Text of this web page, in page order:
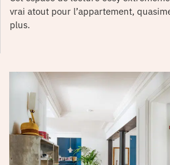
vrai atout pour l’appartement,
plus.